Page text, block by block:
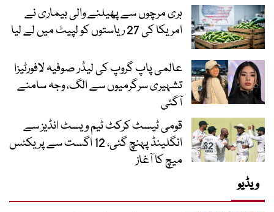
ہری مرچوں سے پھیلنے والی بیماری نے
امریکا کی 27 ریاستوں کو لپیٹ میں لے لیا
عالمی پاپ گروپ کی لیڈر صوفیہ لافورٹیزا
تشہیری سرگرمیوں سے الگ، وجہ سامنے
آگئی
قومی ٹیسٹ کرکٹ ٹیم ویسٹ انڈیز سے
انگلینڈ پہنچ گئی، 12 اگست سے پریکٹس
میچ کا آغاز
ویڈیو